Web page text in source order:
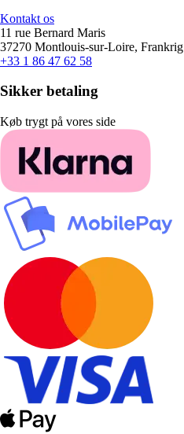
Kontakt os
11 rue Bernard Maris
37270 Montlouis-sur-Loire, Frankrig
+33 1 86 47 62 58
Sikker betaling
Køb trygt på vores side